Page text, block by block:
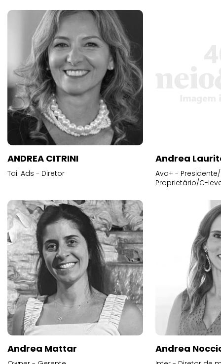
ANDREA CITRINI
Tail Ads - Diretor
Andrea
Ava+ -
Proprietário/C-
Andrea Mattar Andrea